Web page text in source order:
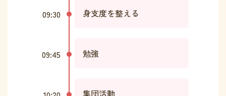
09:30 身支度を整える
09:45 勉強
集団活動